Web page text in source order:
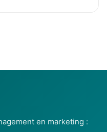
en marketing :